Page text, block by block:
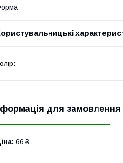
для замовлення
66 ₴